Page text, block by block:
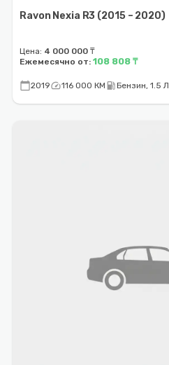
Ravon Nexia R3 (2015 – 2020)
Цена: 4 000 000 ₸
Ежемесячно от: 108 808 ₸
calendar_today2019speed116 000 КМ local_gas_stationБензин, 1.5 Л